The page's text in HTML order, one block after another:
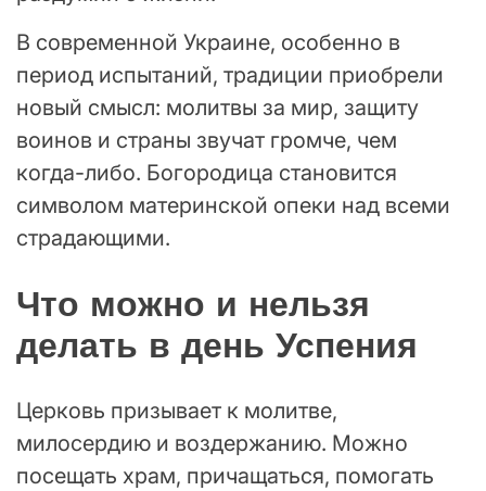
В современной Украине, особенно в
период испытаний, традиции приобрели
новый смысл: молитвы за мир, защиту
воинов и страны звучат громче, чем
когда-либо. Богородица становится
символом материнской опеки над всеми
страдающими.
Что можно и нельзя
делать в день Успения
Церковь призывает к молитве,
милосердию и воздержанию. Можно
посещать храм, причащаться, помогать